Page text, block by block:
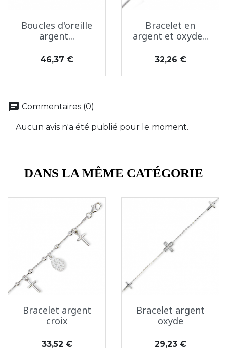
Boucles d'oreille
argent...
Prix
46,37 €
Bracelet en
argent et oxyde...
Prix
32,26 €
chat Commentaires (0)
Aucun avis n'a été publié pour le moment.
DANS LA MÊME CATÉGORIE
Bracelet argent
croix
Prix
33,52 €
Bracelet argent
oxyde
Prix
29,23 €